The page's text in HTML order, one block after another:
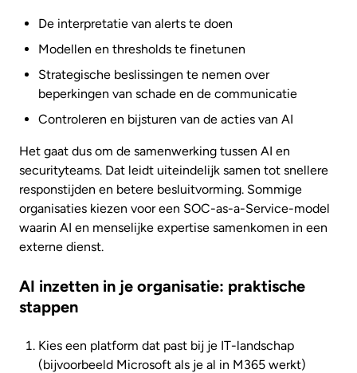
De interpretatie van alerts te doen
Modellen en thresholds te finetunen
Strategische beslissingen te nemen over
beperkingen van schade en de communicatie
Controleren en bijsturen van de acties van AI
Het gaat dus om de samenwerking tussen AI en
securityteams. Dat leidt uiteindelijk samen tot snellere
responstijden en betere besluitvorming. Sommige
organisaties kiezen voor een SOC-as-a-Service-model
waarin AI en menselijke expertise samenkomen in een
externe dienst.
AI inzetten in je organisatie: praktische
stappen
Kies een platform dat past bij je IT-landschap
(bijvoorbeeld Microsoft als je al in M365 werkt)